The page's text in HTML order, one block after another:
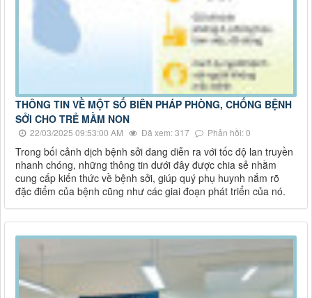
THÔNG TIN VỀ MỘT SỐ BIÊN PHÁP PHÒNG, CHỐNG BỆNH
SỞI CHO TRẺ MẦM NON
22/03/2025 09:53:00 AM Đã xem: 317 Phản hồi: 0
Trong bối cảnh dịch bệnh sởi đang diễn ra với tốc độ lan truyền
nhanh chóng, những thông tin dưới đây được chia sẻ nhằm
cung cấp kiến thức về bệnh sởi, giúp quý phụ huynh nắm rõ
đặc điểm của bệnh cũng như các giai đoạn phát triển của nó.